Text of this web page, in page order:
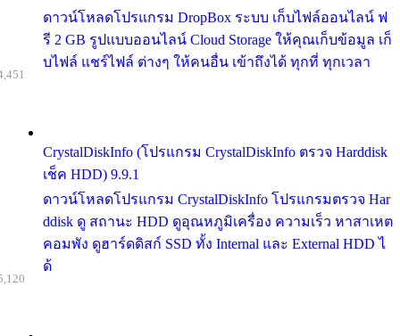
ดาวน์โหลดโปรแกรม DropBox ระบบ เก็บไฟล์ออนไลน์ ฟ
รี 2 GB รูปแบบออนไลน์ Cloud Storage ให้คุณเก็บข้อมูล เก็
บไฟล์ แชร์ไฟล์ ต่างๆ ให้คนอื่น เข้าถึงได้ ทุกที่ ทุกเวลา
CrystalDiskInfo (โปรแกรม CrystalDiskInfo ตรวจ Harddisk
เช็ค HDD) 9.9.1
ดาวน์โหลดโปรแกรม CrystalDiskInfo โปรแกรมตรวจ Har
ddisk ดู สถานะ HDD ดูอุณหภูมิเครื่อง ความเร็ว หาสาเหต
คอมพัง ดูฮาร์ดดิสก์ SSD ทั้ง Internal และ External HDD ไ
ด้